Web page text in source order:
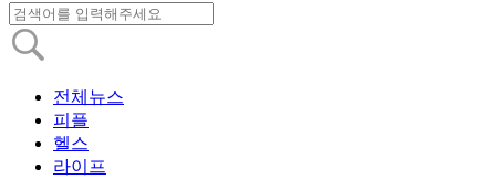
전체뉴스
피플
헬스
라이프